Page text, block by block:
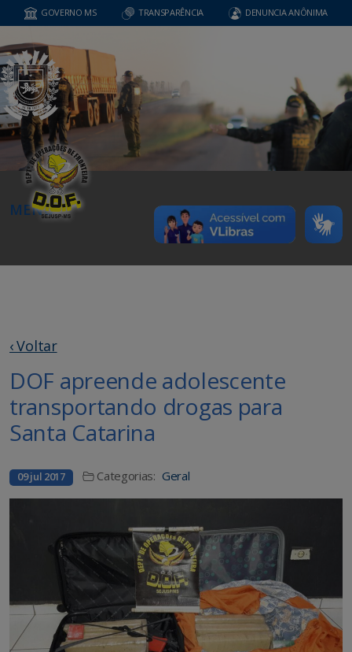
GOVERNO MS TRANSPARÊNCIA DENUNCIA ANÔNIMA
MENU
‹ Voltar
DOF apreende adolescente
transportando drogas para
Santa Catarina
09 jul 2017 Categorias: Geral